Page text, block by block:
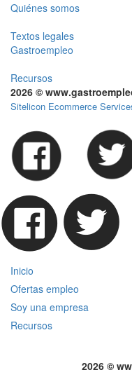
Quiénes somos
Textos legales
Gastroempleo
Recursos
2026 ©
Sitelicon Ecommerce
Inicio
Ofertas empleo
Soy una empresa
Recursos
2026 ©